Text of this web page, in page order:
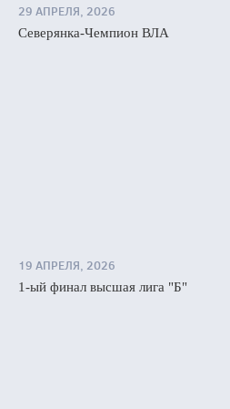
29 АПРЕЛЯ, 2026
Северянка-Чемпион ВЛА
19 АПРЕЛЯ, 2026
1-ый финал высшая лига "Б"